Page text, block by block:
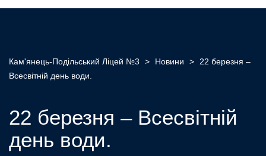
Кам'янець-Подільський Ліцей №3 > Новини > 22 березня –
Всесвітній день води.
22 березня – Всесвітній
день води.